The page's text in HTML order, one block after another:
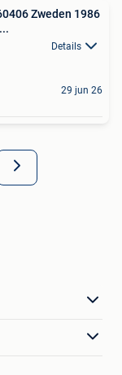
Zweden 1986
Details
29 jun 26